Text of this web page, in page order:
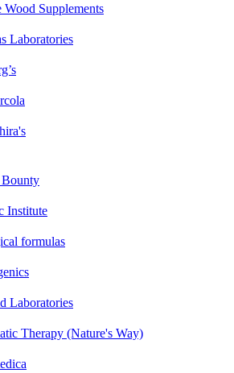
Wood Supplements
Laboratories
Bounty
Institute
formulas
Laboratories
Therapy (Nature's Way)